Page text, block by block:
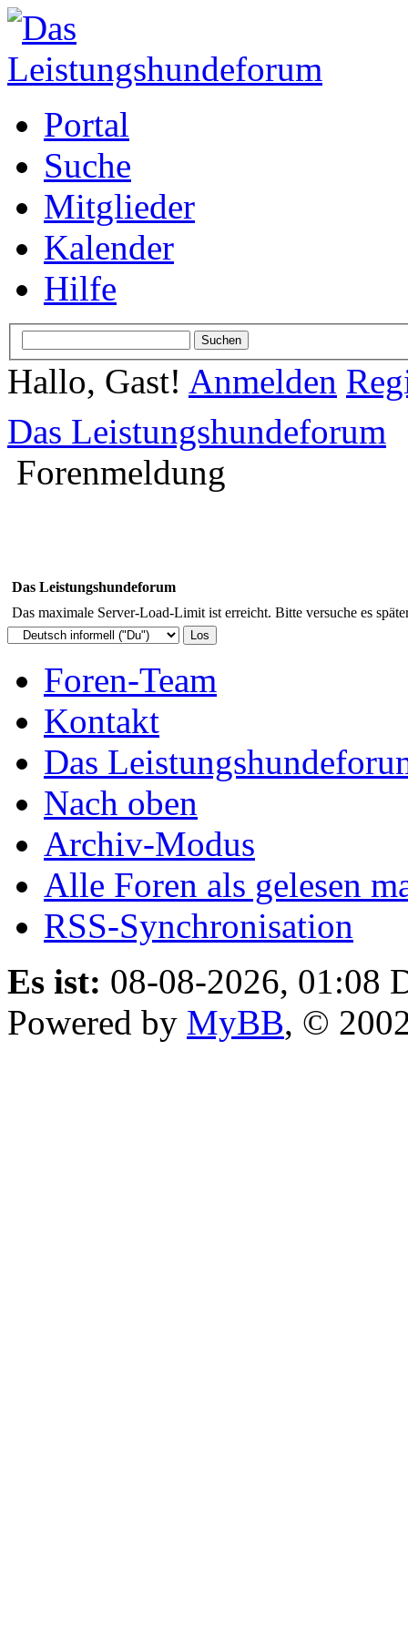
Portal
Suche
Mitglieder
Kalender
Hilfe
Hallo, Gast! Anmelden
Das Leistungshundeforum
Forenmeldung
Das Leistungshundeforum
Das maximale Server-Load-Limit ist erreicht. Bitte versuche es
Foren-Team
Kontakt
Das
Nach oben
Archiv-Modus
Alle Foren als gelesen
RSS-Synchronisation
Es ist: 08-08-2026, 01:08
Powered by MyBB, ©